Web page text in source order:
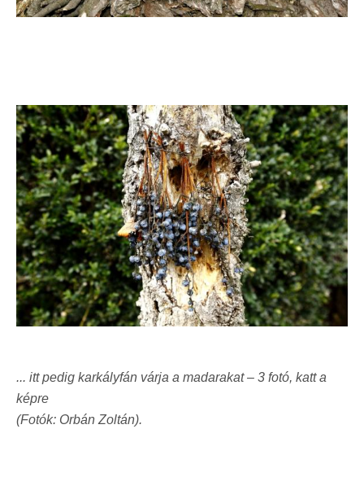
... itt pedig karkályfán várja a madarakat – 3 fotó, katt a
képre
(Fotók: Orbán Zoltán).